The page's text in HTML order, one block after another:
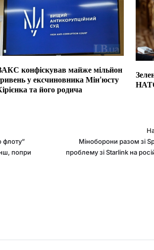
конфіскував майже мільйон
у ексчиновника Мін’юсту
та його родича
флоту”
попри
Міноборони разом зі
проблему зі Starlink на